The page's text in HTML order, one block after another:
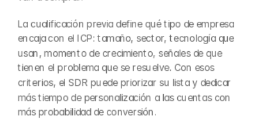
La cualificación previa define qué tipo de empresa
encaja con el ICP: tamaño, sector, tecnología que
usan, momento de crecimiento, señales de que
tienen el problema que se resuelve. Con esos
criterios, el SDR puede priorizar su lista y dedicar
más tiempo de personalización a las cuentas con
más probabilidad de conversión.